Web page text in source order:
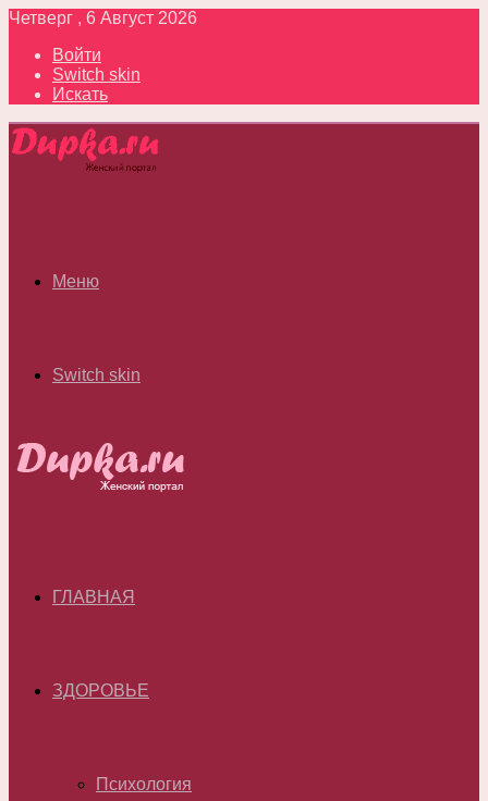
Четверг , 6 Август 2026
Войти
Switch skin
Искать
Меню
Switch skin
ГЛАВНАЯ
ЗДОРОВЬЕ
Психология